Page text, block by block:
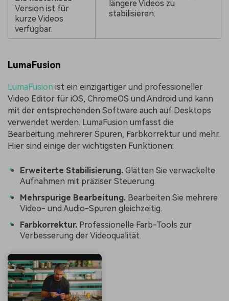
Version ist für
kurze Videos
verfügbar.
längere Videos zu
stabilisieren.
LumaFusion
LumaFusion ist ein einzigartiger und professioneller
Video Editor für iOS, ChromeOS und Android und kann
mit der entsprechenden Software auch auf Desktops
verwendet werden. LumaFusion umfasst die
Bearbeitung mehrerer Spuren, Farbkorrektur und mehr.
Hier sind einige der wichtigsten Funktionen:
Erweiterte Stabilisierung. Glätten Sie verwackelte
Aufnahmen mit präziser Steuerung.
Mehrspurige Bearbeitung. Bearbeiten Sie mehrere
Video- und Audio-Spuren gleichzeitig.
Farbkorrektur. Professionelle Farb-Tools zur
Verbesserung der Videoqualität.